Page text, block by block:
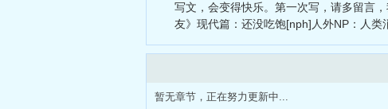
写文，会变得快乐。第一次写，请多留言
友》现代篇：还没吃饱[nph]人外NP：人
暂无章节，正在努力更新中...